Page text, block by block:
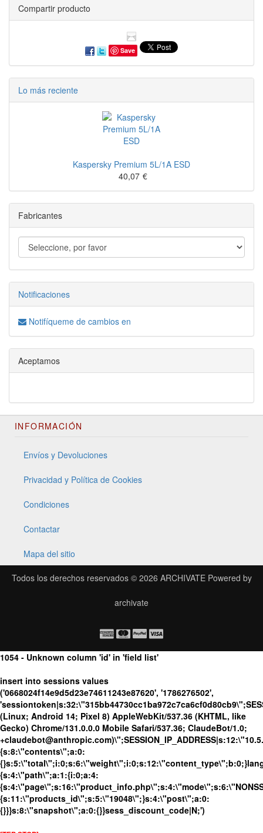
Compartir producto
Save
Lo más reciente
Kaspersky Premium 5L/1A ESD
40,07 €
Fabricantes
Notificaciones
Notifíqueme de cambios en
Aceptamos
INFORMACIÓN
Envíos y Devoluciones
Privacidad y Política de Cookies
Condiciones
Contactar
Mapa del sitio
Todos los derechos reservados © 2026 ARCHIVATEPowered by
archivate
1054 - Unknown column 'id' in 'field list'
insert into sessions values
('0668024f14e9d5d23e74611243e87620', '1786276502',
(Linux; Android 14; Pixel 8) AppleWebKit/537.36 (KHTML, like
Gecko) Chrome/131.0.0.0 Mobile Safari/537.36; ClaudeBot/1.0;
{s:8:\"contents\";a:0:
{s:4:\"path\";a:1:{i:0;a:4:
{s:11:\"products_id\";s:5:\"19048\";}s:4:\"post\";a:0:
{}}}s:8:\"snapshot\";a:0:{}}sess_discount_code|N;')